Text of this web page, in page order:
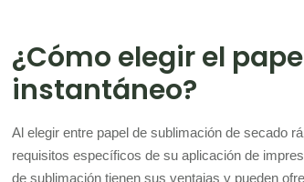
¿Cómo elegir el
instantáneo?
Al elegir entre papel de sublimación de secado
requisitos específicos de su aplicación de
de sublimación tienen sus ventajas y pueden